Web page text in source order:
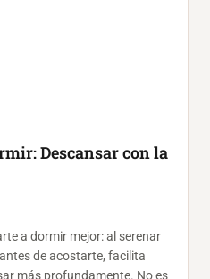
Descansar con la
a dormir mejor: al serenar
de acostarte, facilita
más profundamente. No es